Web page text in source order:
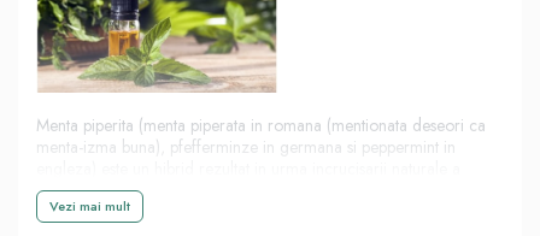
Menta piperita (menta piperata in romana (mentionata deseori ca
menta-izma buna), pfefferminze in germana si peppermint in
soiurilor de menta Mentha aquatica si Mentha spicata.
Datorita aromei sale intense, menta piperita este folosita si pentru
Vezi mai mult